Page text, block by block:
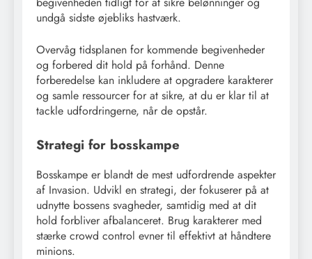
undgå sidste øjebliks hastværk.
Overvåg tidsplanen for kommende begivenheder
og forbered dit hold på forhånd. Denne
forberedelse kan inkludere at opgradere karakterer
og samle ressourcer for at sikre, at du er klar til at
tackle udfordringerne, når de opstår.
Strategi for bosskampe
Bosskampe er blandt de mest udfordrende aspekter
af Invasion. Udvikl en strategi, der fokuserer på at
udnytte bossens svagheder, samtidig med at dit
hold forbliver afbalanceret. Brug karakterer med
stærke crowd control evner til effektivt at håndtere
minions.